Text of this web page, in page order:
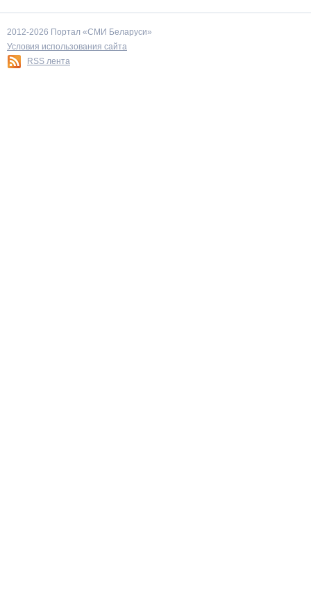
2012-2026 Портал «СМИ Беларуси»
Условия использования сайта
RSS лента